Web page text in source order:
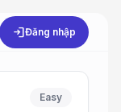
loginĐăng nhập
Easy